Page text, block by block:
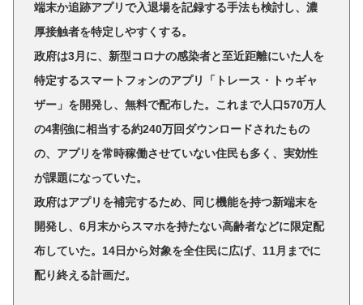
端末か追跡アプリで入退場を記録する手法も検討し、濃
厚接触者を特定しやすくする。
政府は3月に、新型コロナの感染者と至近距離にいた人を
特定するスマートフォンのアプリ「トレース・トゥギャ
ザー」を開発し、無料で配布した。これまで人口570万人
の4割強に相当する約240万回ダウンロードされたもの
の、アプリを常時稼働させていない住民も多く、実効性
が課題になっていた。
政府はアプリを補完するため、同じ機能を持つ新端末を
開発し、6月末からスマホを持たない高齢者などに限定配
布していた。14日から対象を全住民に広げ、11月までに
配り終える計画だ。